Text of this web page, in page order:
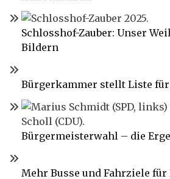
Schlosshof-Zauber: Unser
Bildern
Bürgerkammer stellt Liste
Bürgermeisterwahl – die
Mehr Busse und Fahrziele für